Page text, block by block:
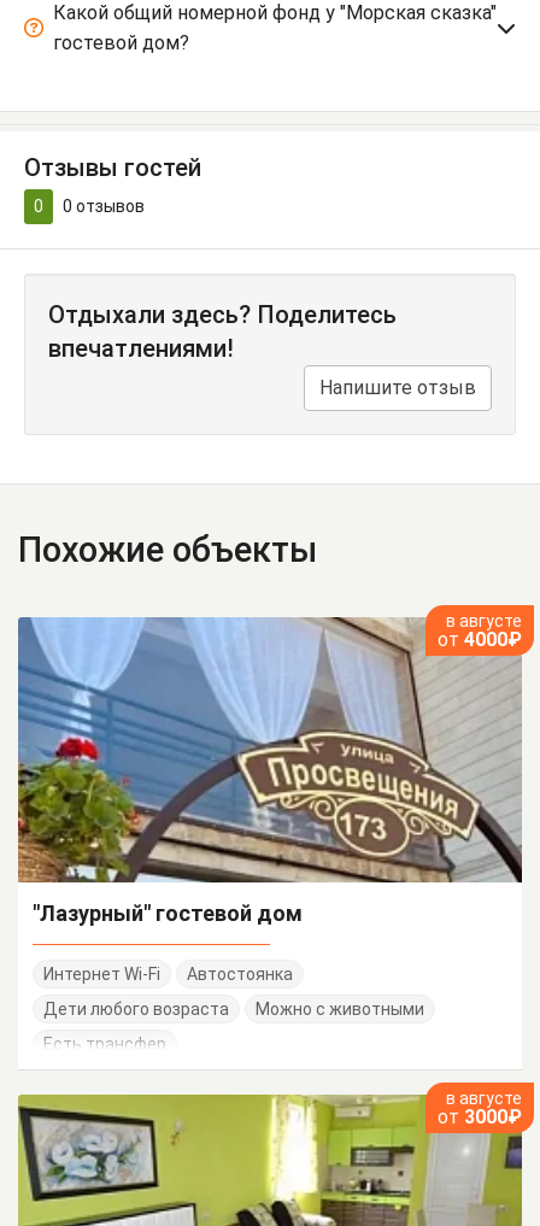
Какой общий номерной фонд у "Морская сказка"
гостевой дом?
Отзывы гостей
0 0 отзывов
Отдыхали здесь? Поделитесь
впечатлениями!
Напишите отзыв
Похожие объекты
в августе
от 4000₽
"Лазурный" гостевой дом
Интернет Wi-Fi
Автостоянка
Дети любого возраста
Можно с животными
Есть трансфер
в августе
от 3000₽